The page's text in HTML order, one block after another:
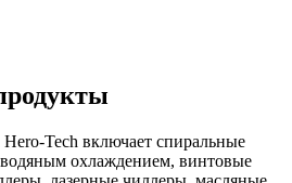
Tech включает спиральные
охлаждением, винтовые